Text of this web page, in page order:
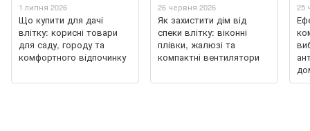
1 липня 2026
Що купити для дачі
влітку: корисні товари
для саду, городу та
комфортного відпочинку
26 червня 2026
Як захистити дім від
спеки влітку: віконні
плівки, жалюзі та
компактні вентилятори
25